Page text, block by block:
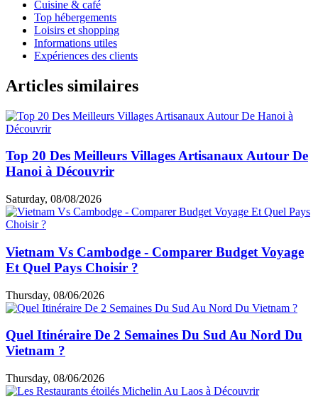
Quel budget prévoir pour un séjour de 2 semaines au sud Vietnam ?
Pour un voyageur au budget modéré, les dépenses
quotidiennes au sud Vietnam s'élèvent en moyenne à environ
49 $, englobant l'hébergement, la restauration, les transports,
les activités et autres frais. Ainsi, le coût estimé pour
semaines au sud Vietnam
compte des billets d’avion, le budget total pour 14 jours au
sud Vietnam se situe entre 1700 et 2500 $ par personne.
Guide voyage par thème
Choses à faire & à voir
Cuisine & café
Top hébergements
Informations utiles
Expériences des clients
Articles similaires
Top 20 Des Meilleurs Villages Artisanaux Autour De
Hanoi à Découvrir